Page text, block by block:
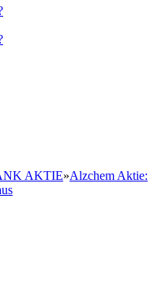
AKTIE»Alzchem Aktie: